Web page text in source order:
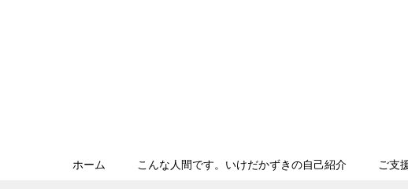
ホーム こんな人間です。いけだかずきの自己紹介 ご支